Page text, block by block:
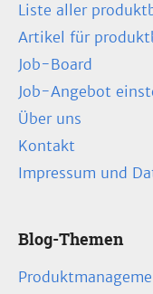
Liste aller
Artikel für
Job-Board
Job-Angebot
Über uns
Kontakt
Impressum und
Blog-Themen